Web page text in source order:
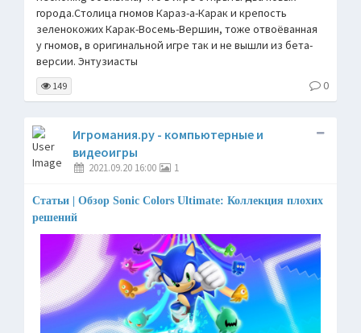
города.Столица гномов Караз-а-Карак и крепость
зеленокожих Карак-Восемь-Вершин, тоже отвоёванная
у гномов, в оригинальной игре так и не вышли из бета-
версии. Энтузиасты
149 0
Игромания.ру - компьютерные и
видеоигры
2021.09.20 16:00 1
Статьи | Обзор Sonic Colors Ultimate: Коллекция плохих
решений